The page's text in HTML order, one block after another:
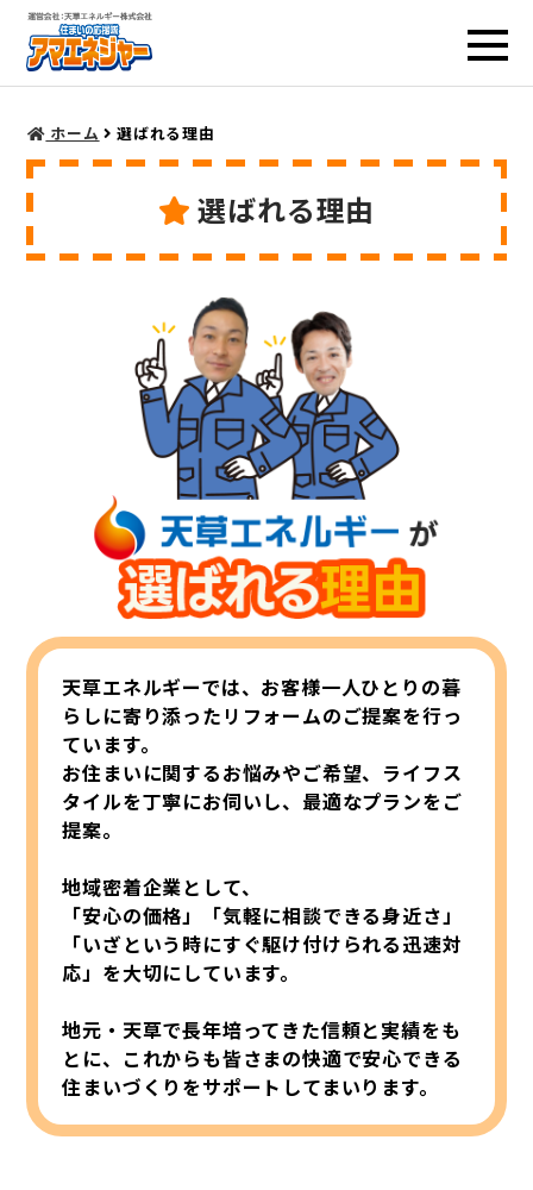
ホーム 選ばれる理由
選ばれる理由
天草エネルギーでは、お客様一人ひとりの暮
らしに寄り添ったリフォームのご提案を行っ
ています。
お住まいに関するお悩みやご希望、ライフス
タイルを丁寧にお伺いし、最適なプランをご
提案。
地域密着企業として、
「安心の価格」「気軽に相談できる身近さ」
「いざという時にすぐ駆け付けられる迅速対
応」を大切にしています。
地元・天草で長年培ってきた信頼と実績をも
とに、これからも皆さまの快適で安心できる
住まいづくりをサポートしてまいります。